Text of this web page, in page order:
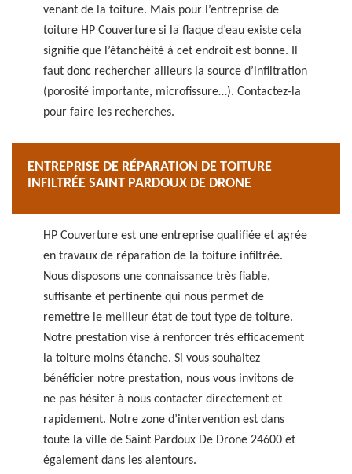
venant de la toiture. Mais pour l’entreprise de
toiture HP Couverture si la flaque d’eau existe cela
signifie que l’étanchéité à cet endroit est bonne. Il
faut donc rechercher ailleurs la source d’infiltration
(porosité importante, microfissure…). Contactez-la
pour faire les recherches.
ENTREPRISE DE RÉPARATION DE TOITURE
INFILTRÉE SAINT PARDOUX DE DRONE
HP Couverture est une entreprise qualifiée et agrée
en travaux de réparation de la toiture infiltrée.
Nous disposons une connaissance très fiable,
suffisante et pertinente qui nous permet de
remettre le meilleur état de tout type de toiture.
Notre prestation vise à renforcer très efficacement
la toiture moins étanche. Si vous souhaitez
bénéficier notre prestation, nous vous invitons de
ne pas hésiter à nous contacter directement et
rapidement. Notre zone d’intervention est dans
toute la ville de Saint Pardoux De Drone 24600 et
également dans les alentours.